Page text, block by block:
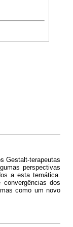
Gestalt-terapeutas
perspectivas
a esta temática.
dos
como um novo